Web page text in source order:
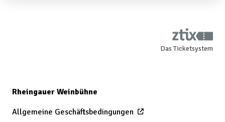
Das Ticketsystem
Rheingauer Weinbühne
Allgemeine Geschäftsbedingungen